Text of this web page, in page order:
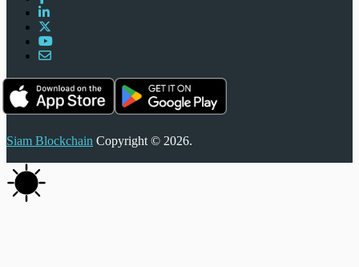
Siam Blockchain Copyright © 2026.